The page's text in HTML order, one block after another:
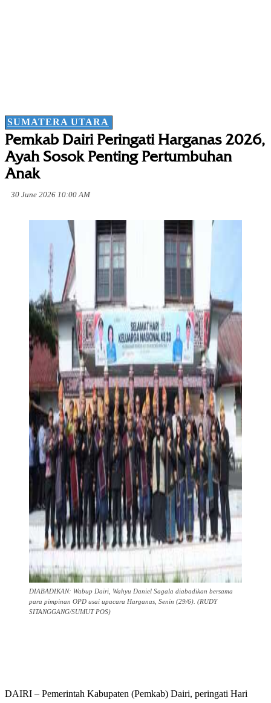
SUMATERA UTARA
Pemkab Dairi Peringati Harganas 2026,
Ayah Sosok Penting Pertumbuhan
Anak
30 June 2026 10:00 AM
DIABADIKAN: Wabup Dairi, Wahyu Daniel Sagala diabadikan bersama
para pimpinan OPD usai upacara Harganas, Senin (29/6). (RUDY
SITANGGANG/SUMUT POS)
DAIRI – Pemerintah Kabupaten (Pemkab) Dairi, peringati Hari